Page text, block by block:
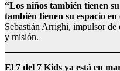
“Los niños también tienen
también tienen su espacio en
Sebastián Arrighi, impulsor de
y misión.
El 7 del 7 Kids ya está en